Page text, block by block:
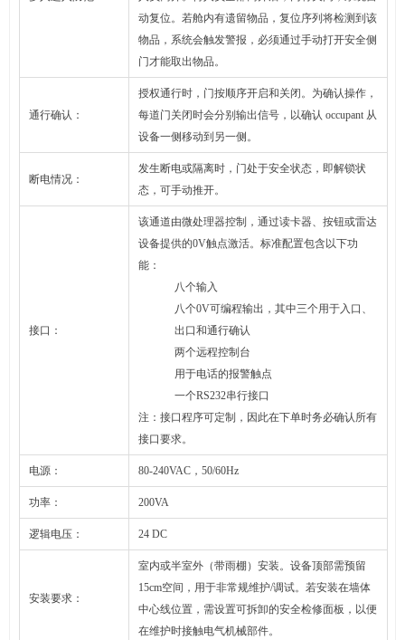
动复位。若舱内有遗留物品，复位序列将检测到该
物品，系统会触发警报，必须通过手动打开安全侧
门才能取出物品。
通行确认：
授权通行时，门按顺序开启和关闭。为确认操作，
每道门关闭时会分别输出信号，以确认 occupant 从
设备一侧移动到另一侧。
断电情况：
发生断电或隔离时，门处于安全状态，即解锁状
态，可手动推开。
接口：
该通道由微处理器控制，通过读卡器、按钮或雷达
设备提供的0V触点激活。标准配置包含以下功
能：
八个输入
八个0V可编程输出，其中三个用于入口、
出口和通行确认
两个远程控制台
用于电话的报警触点
一个RS232串行接口
注：接口程序可定制，因此在下单时务必确认所有
接口要求。
电源： 80-240VAC，50/60Hz
功率： 200VA
逻辑电压： 24 DC
安装要求：
室内或半室外（带雨棚）安装。设备顶部需预留
15cm空间，用于非常规维护/调试。若安装在墙体
中心线位置，需设置可拆卸的安全检修面板，以便
在维护时接触电气机械部件。